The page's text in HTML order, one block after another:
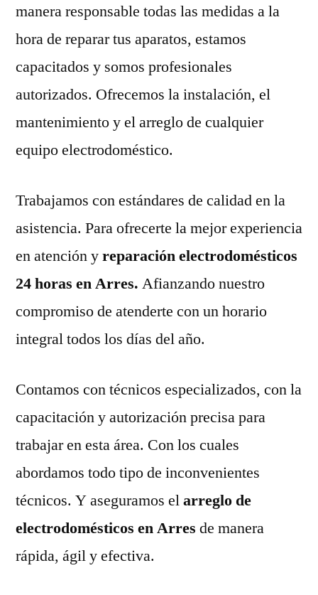
manera responsable todas las medidas a la
hora de reparar tus aparatos, estamos
capacitados y somos profesionales
autorizados. Ofrecemos la instalación, el
mantenimiento y el arreglo de cualquier
equipo electrodoméstico.
Trabajamos con estándares de calidad en la
asistencia. Para ofrecerte la mejor experiencia
en atención yreparación electrodomésticos
24 horas en Arres. Afianzando nuestro
compromiso de atenderte con un horario
integral todos los días del año.
Contamos con técnicos especializados, con la
capacitación y autorización precisa para
trabajar en esta área. Con los cuales
abordamos todo tipo de inconvenientes
técnicos. Y aseguramos elarreglo de
electrodomésticos en Arres de manera
rápida, ágil y efectiva.